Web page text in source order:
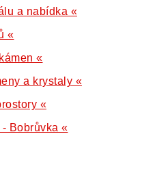
a nabídka «
«
«
a krystaly «
«
Bobrůvka «